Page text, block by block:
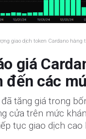
giao dịch token Cardano
giá
đến các
tăng giá trong
cửa trên mức
tục giao dịch